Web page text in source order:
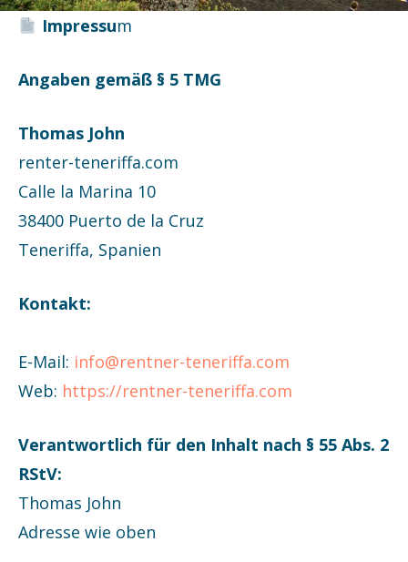
Impressum
Angaben gemäß § 5 TMG
Thomas John
renter-teneriffa.com
Calle la Marina 10
38400 Puerto de la Cruz
Teneriffa, Spanien
Kontakt:
E-Mail: info@rentner-teneriffa.com
Web: https://rentner-teneriffa.com
Verantwortlich für den Inhalt nach § 55 Abs. 2
RStV:
Thomas John
Adresse wie oben